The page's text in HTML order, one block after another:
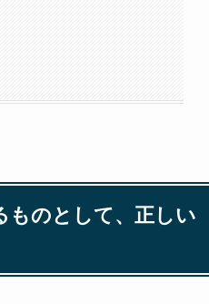
ものとして、正しい